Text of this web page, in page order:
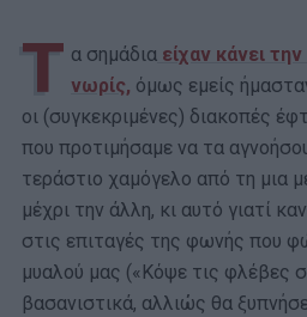
Τ α σημάδια είχαν κάνει
νωρίς, όμως εμείς
οι (συγκεκριμένες) διακοπές
που προτιμήσαμε να τα
τεράστιο χαμόγελο από τη μια
μέχρι την άλλη, κι αυτό γιατί
στις επιταγές της φωνής που
μυαλού μας («Κόψε τις φλέβες
βασανιστικά, αλλιώς θα